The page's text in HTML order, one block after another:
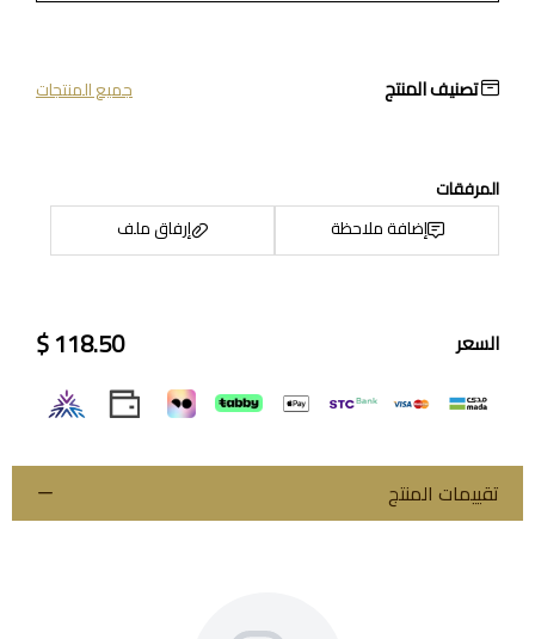
تصنيف المنتج جميع المنتجات
المرفقات
إضافة ملاحظة
إرفاق ملف
السعر 118.50 $
تقييمات المنتج